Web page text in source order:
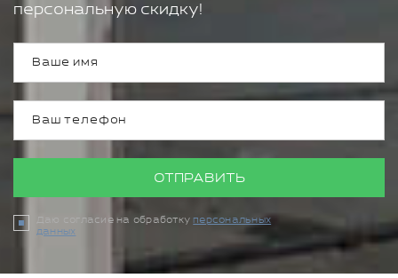
персональную скидку!
ОТПРАВИТЬ
Даю согласие на обработкуперсональных
данных